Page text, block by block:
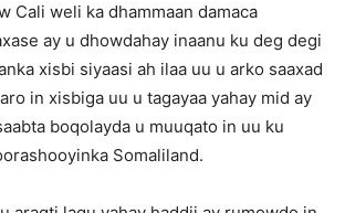
Cali weli ka dhammaan damaca
ay u dhowdahay inaanu ku deg degi
xisbi siyaasi ah ilaa uu u arko saaxad
in xisbiga uu u tagayaa yahay mid ay
boqolayda u muuqato in uu ku
Somaliland.